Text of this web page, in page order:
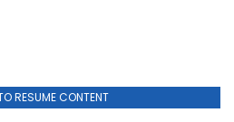
RESUME CONTENT